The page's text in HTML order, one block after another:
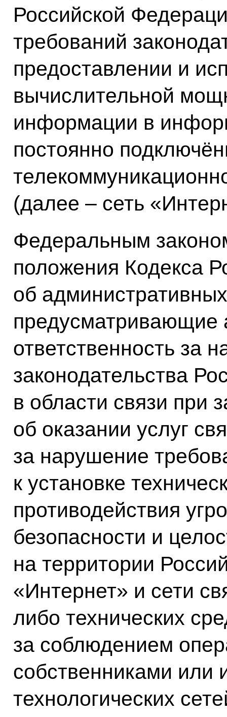
Российской
требований
предоставлении и
вычислительной
информации в
постоянно
(далее – сеть
Федеральным
положения Кодекса
об
предусматривающие
ответственность за
законодательства
в области связи при
об оказании услуг
за нарушение
к установке
противодействия
безопасности и
на территории
«Интернет» и сети
либо технических
за соблюдением
собственниками
технологических